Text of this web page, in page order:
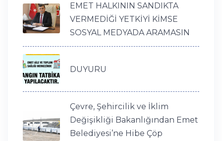
EMET HALKININ SANDIKTA
VERMEDİĞİ YETKİYİ KİMSE
SOSYAL MEDYADA ARAMASIN
DUYURU
Çevre, Şehircilik ve İklim
Değişikliği Bakanlığından Emet
Belediyesi’ne Hibe Çöp